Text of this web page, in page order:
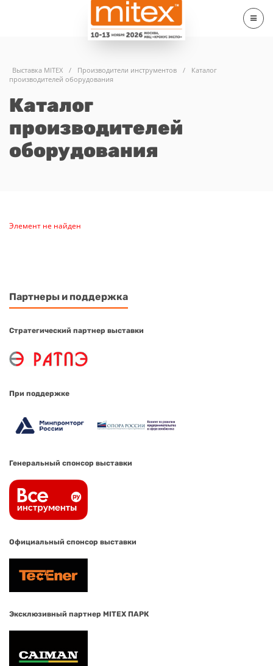
Выставка MITEX / Производители инструментов /
Каталог
производителей оборудования
Каталог
производителей
оборудования
Элемент не найден
Партнеры и поддержка
Стратегический партнер выставки
При поддержке
Генеральный спонсор выставки
Официальный спонсор выставки
Эксклюзивный партнер MITEX ПАРК